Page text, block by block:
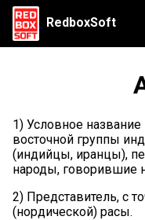
RedboxSoft
1) Условное
восточной группы
(индийцы, иранцы),
народы, говорившие
2) Представитель, с
(нордической) расы.